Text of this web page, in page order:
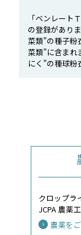
「ベンレート
の登録があり
菜類”の種子粉
菜類”に含まれ
にく”の種球粉
クロップラ
JCPA 農薬工
農薬を